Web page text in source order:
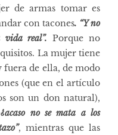
de armas tomar es
con tacones. “Y no
vida real”. Porque no
La mujer tiene
fuera de ella, de modo
(que en el artículo
son un don natural),
no se mata a los
, mientras que las